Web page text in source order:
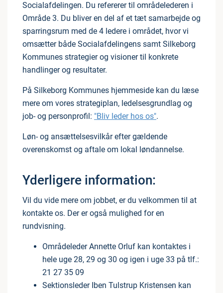
Socialafdelingen. Du refererer til områdelederen i
Område 3. Du bliver en del af et tæt samarbejde og
sparringsrum med de 4 ledere i området, hvor vi
omsætter både Socialafdelingens samt Silkeborg
Kommunes strategier og visioner til konkrete
handlinger og resultater.
På Silkeborg Kommunes hjemmeside kan du læse
mere om vores strategiplan, ledelsesgrundlag og
job- og personprofil: "Bliv leder hos os".
Løn- og ansættelsesvilkår efter gældende
overenskomst og aftale om lokal løndannelse.
Yderligere information:
Vil du vide mere om jobbet, er du velkommen til at
kontakte os. Der er også mulighed for en
rundvisning.
Områdeleder Annette Orluf kan kontaktes i
hele uge 28, 29 og 30 og igen i uge 33 på tlf.:
21 27 35 09
Sektionsleder Iben Tulstrup Kristensen kan